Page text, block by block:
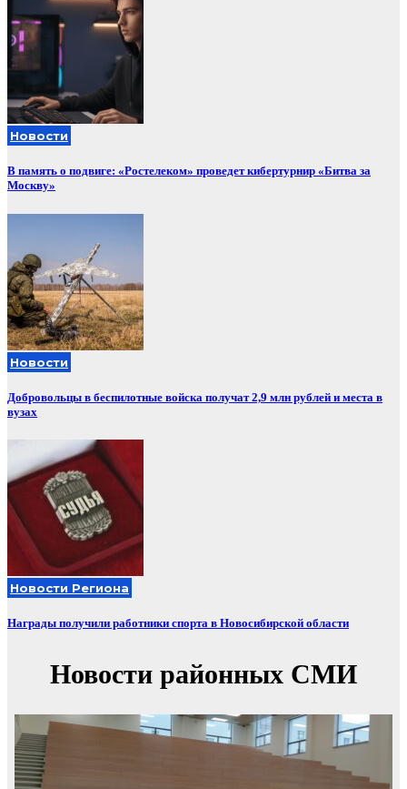
Новости
В память о подвиге: «Ростелеком» проведет кибертурнир «Битва за
Москву»
Новости
Добровольцы в беспилотные войска получат 2,9 млн рублей и места в
вузах
Новости Региона
Награды получили работники спорта в Новосибирской области